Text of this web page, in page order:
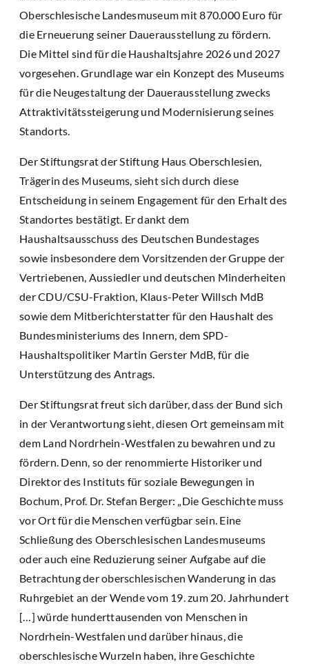
Oberschlesische Landesmuseum mit 870.000 Euro für
die Erneuerung seiner Dauerausstellung zu fördern.
Die Mittel sind für die Haushaltsjahre 2026 und 2027
vorgesehen. Grundlage war ein Konzept des Museums
für die Neugestaltung der Dauerausstellung zwecks
Attraktivitätssteigerung und Modernisierung seines
Standorts.
Der Stiftungsrat der Stiftung Haus Oberschlesien,
Trägerin des Museums, sieht sich durch diese
Entscheidung in seinem Engagement für den Erhalt des
Standortes bestätigt. Er dankt dem
Haushaltsausschuss des Deutschen Bundestages
sowie insbesondere dem Vorsitzenden der Gruppe der
Vertriebenen, Aussiedler und deutschen Minderheiten
der CDU/CSU-Fraktion, Klaus-Peter Willsch MdB
sowie dem Mitberichterstatter für den Haushalt des
Bundesministeriums des Innern, dem SPD-
Haushaltspolitiker Martin Gerster MdB, für die
Unterstützung des Antrags.
Der Stiftungsrat freut sich darüber, dass der Bund sich
in der Verantwortung sieht, diesen Ort gemeinsam mit
dem Land Nordrhein-Westfalen zu bewahren und zu
fördern. Denn, so der renommierte Historiker und
Direktor des Instituts für soziale Bewegungen in
Bochum, Prof. Dr. Stefan Berger: „Die Geschichte muss
vor Ort für die Menschen verfügbar sein. Eine
Schließung des Oberschlesischen Landesmuseums
oder auch eine Reduzierung seiner Aufgabe auf die
Betrachtung der oberschlesischen Wanderung in das
Ruhrgebiet an der Wende vom 19. zum 20. Jahrhundert
[…] würde hunderttausenden von Menschen in
Nordrhein-Westfalen und darüber hinaus, die
oberschlesische Wurzeln haben, ihre Geschichte